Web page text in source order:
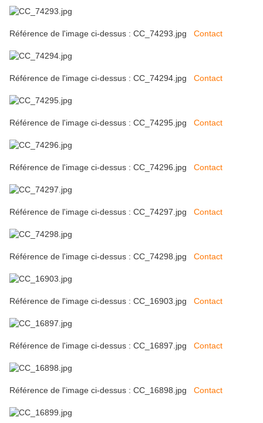
Référence de l'image ci-dessus : CC_74293.jpg Contact
Référence de l'image ci-dessus : CC_74294.jpg Contact
Référence de l'image ci-dessus : CC_74295.jpg Contact
Référence de l'image ci-dessus : CC_74296.jpg Contact
Référence de l'image ci-dessus : CC_74297.jpg Contact
Référence de l'image ci-dessus : CC_74298.jpg Contact
Référence de l'image ci-dessus : CC_16903.jpg Contact
Référence de l'image ci-dessus : CC_16897.jpg Contact
Référence de l'image ci-dessus : CC_16898.jpg Contact